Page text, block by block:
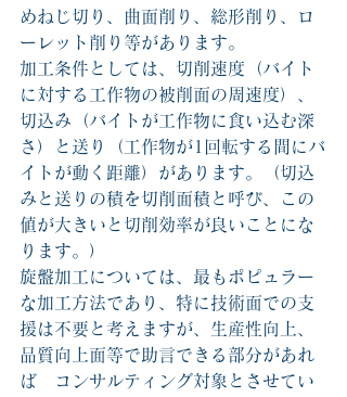
めねじ切り、曲面削り、総形削り、ロ
ーレット削り等があります。
加工条件としては、切削速度（バイト
に対する工作物の被削面の周速度）、
切込み（バイトが工作物に食い込む深
さ）と送り（工作物が1回転する間にバ
イトが動く距離）があります。（切込
みと送りの積を切削面積と呼び、この
値が大きいと切削効率が良いことにな
ります。）
旋盤加工については、最もポピュラー
な加工方法であり、特に技術面での支
援は不要と考えますが、生産性向上、
品質向上面等で助言できる部分があれ
ば　コンサルティング対象とさせてい